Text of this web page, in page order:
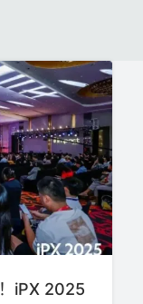
iPX 2025